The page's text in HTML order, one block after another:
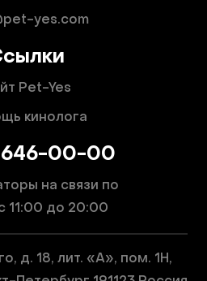
yes.com
Pet-Yes
кинолога
646-00-00
на связи по
11:00 до 20:00
д. 18, лит. «А», пом. 1Н,